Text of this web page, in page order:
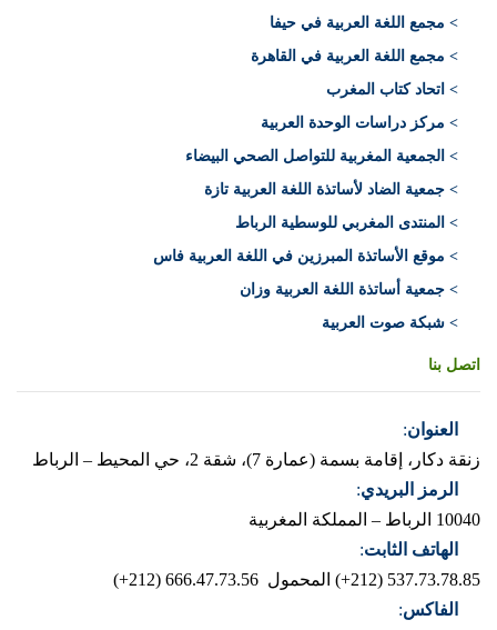
> مجمع اللغة العربية في حيفا
> مجمع اللغة العربية في القاهرة
> اتحاد كتاب المغرب
> مركز دراسات الوحدة العربية
> الجمعية المغربية للتواصل الصحي البيضاء
> جمعية الضاد لأساتذة اللغة العربية تازة
> المنتدى المغربي للوسطية الرباط
> موقع الأساتذة المبرزين في اللغة العربية فاس
> جمعية أساتذة اللغة العربية وزان
> شبكة صوت العربية
اتصل بنا
العنوان:
زنقة دكار، إقامة بسمة (عمارة 7)، شقة 2، حي المحيط – الرباط
الرمز البريدي:
10040 الرباط – المملكة المغربية
الهاتف الثابت:
537.73.78.85 (212+)
المحمول 666.47.73.56 (212+)
الفاكس: